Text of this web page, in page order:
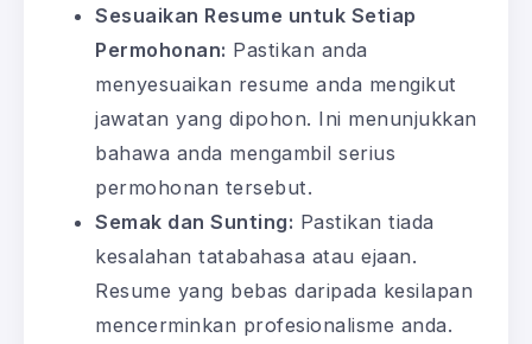
Sesuaikan Resume untuk Setiap
Permohonan: Pastikan anda
menyesuaikan resume anda mengikut
jawatan yang dipohon. Ini menunjukkan
bahawa anda mengambil serius
permohonan tersebut.
Semak dan Sunting: Pastikan tiada
kesalahan tatabahasa atau ejaan.
Resume yang bebas daripada kesilapan
mencerminkan profesionalisme anda.